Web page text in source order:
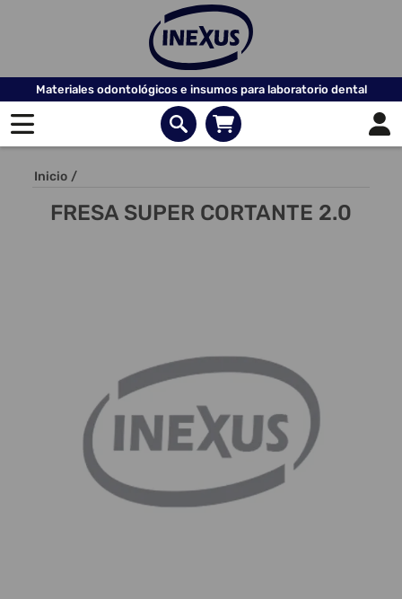
Materiales odontológicos e insumos para laboratorio dental
Inicio /
FRESA SUPER CORTANTE 2.0